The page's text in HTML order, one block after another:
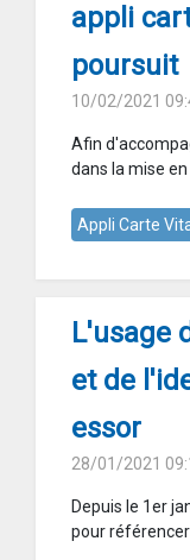
appli
poursuit
10/02/2021
Afin
dans la mise
Appli Carte
L'usage
et de
essor
28/01/2021
Depuis le 1er
pour